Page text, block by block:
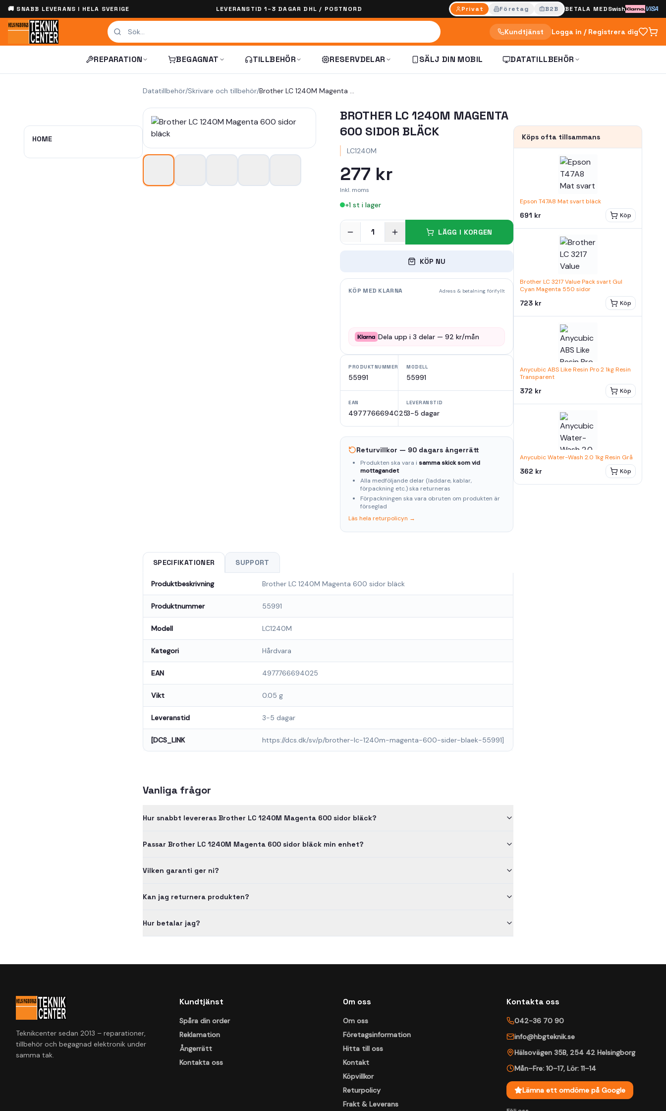
🚚 SNABB LEVERANS I HELA SVERIGE LEVERANSTID 1–3 DAGAR DHL / POSTNORD Privat Företag B2B BETALA MEDSwish VISA
Kundtjänst Logga in / Registrera dig
REPARATION BEGAGNAT TILLBEHÖR RESERVDELAR SÄLJ DIN MOBIL DATATILLBEHÖR
HOME
Datatillbehör/Skrivare och tillbehör/ Brother LC 1240M Magenta 600 sidor bläck
BROTHER LC 1240M MAGENTA
600 SIDOR BLÄCK
LC1240M
277 kr
Inkl. moms
+1 st i lager
1 LÄGG I KORGEN
KÖP NU
KÖP MED KLARNA Adress & betalning förifyllt
Dela upp i3 delar —92 kr/mån
PRODUKTNUMMER
55991
MODELL
55991
EAN
4977766694025
LEVERANSTID
3-5 dagar
Returvillkor — 90 dagars ångerrätt
Produkten ska vara i samma skick som vid
mottagandet
Alla medföljande delar (laddare, kablar,
förpackning etc.) ska returneras
Förpackningen ska vara obruten om produkten är
förseglad
Läs hela returpolicyn →
SPECIFIKATIONER SUPPORT
Produktbeskrivning Brother LC 1240M Magenta 600 sidor bläck
Produktnummer 55991
Modell LC1240M
Kategori Hårdvara
EAN 4977766694025
Vikt 0.05 g
Leveranstid 3-5 dagar
[DCS_LINK https://dcs.dk/sv/p/brother-lc-1240m-magenta-600-sider-blaek-55991]
Vanliga frågor
Hur snabbt levereras Brother LC 1240M Magenta 600 sidor bläck?
Passar Brother LC 1240M Magenta 600 sidor bläck min enhet?
Vilken garanti ger ni?
Kan jag returnera produkten?
Hur betalar jag?
Köps ofta tillsammans
Epson T47A8 Mat svart bläck
691 kr Köp
Brother LC 3217 Value Pack svart Gul
Cyan Magenta 550 sidor
723 kr Köp
Anycubic ABS Like Resin Pro 2 1kg Resin
Transparent
372 kr Köp
Anycubic Water-Wash 2.0 1kg Resin Grå
362 kr Köp
Teknikcenter sedan 2013 – reparationer,
tillbehör och begagnad elektronik under
samma tak.
Kundtjänst
Spåra din order
Reklamation
Ångerrätt
Kontakta oss
Om oss
Om oss
Företagsinformation
Hitta till oss
Kontakt
Köpvillkor
Returpolicy
Frakt & Leverans
Kontakta oss
042-36 70 90
info@hbgteknik.se
Hälsovägen 35B, 254 42 Helsingborg
Mån–Fre: 10–17, Lör: 11–14
Lämna ett omdöme på Google